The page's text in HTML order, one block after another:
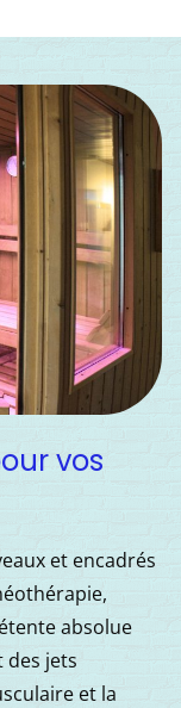
vos
et encadrés
absolue
des jets
et la